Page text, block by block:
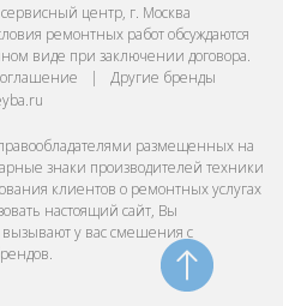
центр, г. Москва
ремонтных работ обсуждаются
виде при заключении договора.
|
Другие бренды
размещенных на
знаки производителей техники
клиентов о ремонтных услугах
настоящий сайт, Вы
вызывают у вас смешения с